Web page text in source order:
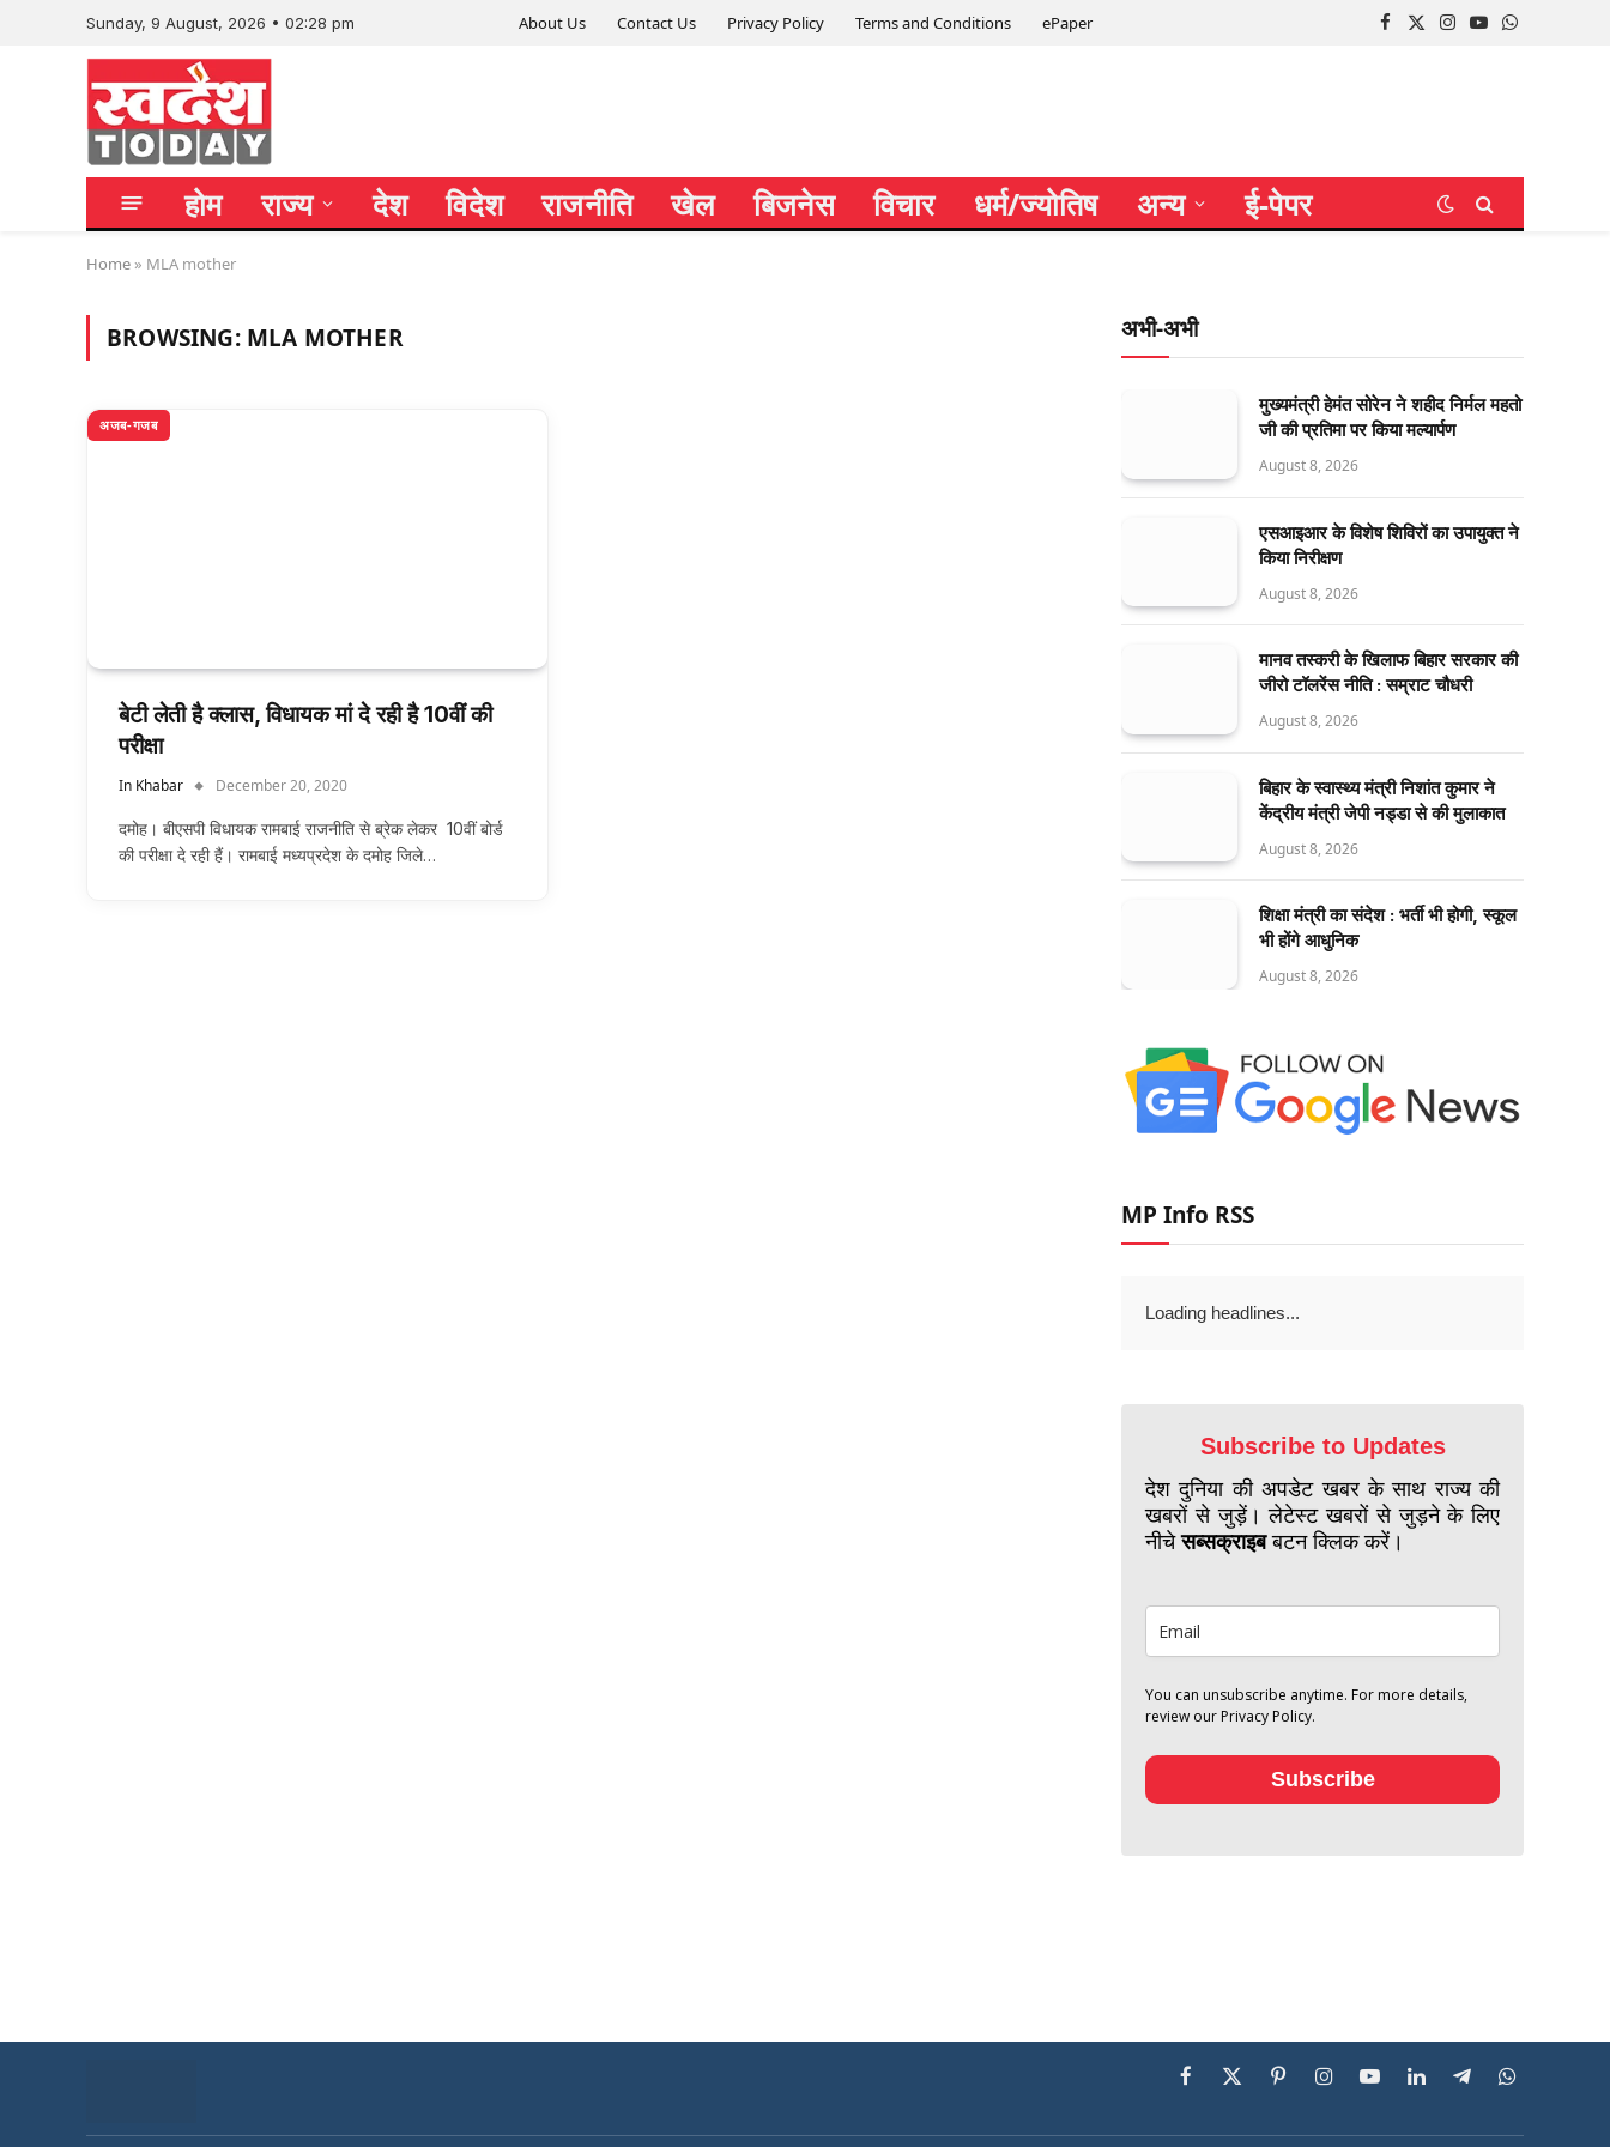
Sunday, 9 August, 2026 • 02:28 pm About Us Contact Us Privacy Policy Terms and Conditions ePaper
Facebook
X
Instagram
YouTubeWhatsApp
होम राज्य देश विदेश राजनीति खेल बिजनेस विचार धर्म/ज्योतिष अन्य ई-पेपर
Home » MLA mother
BROWSING: MLA MOTHER
अजब-गजब
बेटी लेती है क्लास, विधायक मां दे रही है 10वीं की
परीक्षा
In Khabar December 20, 2020
दमोह। बीएसपी विधायक रामबाई राजनीति से ब्रेक लेकर 10वीं बोर्ड
की परीक्षा दे रही हैं। रामबाई मध्यप्रदेश के दमोह जिले…
अभी-अभी
मुख्यमंत्री हेमंत सोरेन ने शहीद निर्मल महतो
जी की प्रतिमा पर किया मल्यार्पण
August 8, 2026
एसआइआर के विशेष शिविरों का उपायुक्त ने
किया निरीक्षण
August 8, 2026
मानव तस्करी के खिलाफ बिहार सरकार की
जीरो टॉलरेंस नीति : सम्राट चौधरी
August 8, 2026
बिहार के स्वास्थ्य मंत्री निशांत कुमार ने
केंद्रीय मंत्री जेपी नड्डा से की मुलाकात
August 8, 2026
शिक्षा मंत्री का संदेश : भर्ती भी होगी, स्कूल
भी होंगे आधुनिक
August 8, 2026
MP Info RSS
Loading headlines...
Subscribe to Updates
देश दुनिया की अपडेट खबर के साथ राज्य की
खबरों से जुड़ें। लेटेस्ट खबरों से जुड़ने के लिए
नीचेसब्सक्राइबबटन क्लिक करें।
You can unsubscribe anytime. For more details,
review our Privacy Policy.
Subscribe
Facebook
X
PinterestInstagramYouTubeLinkedInTelegramWhatsApp